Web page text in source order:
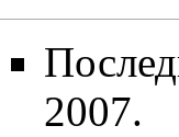
2007.